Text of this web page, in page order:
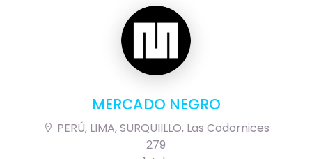
MERCADO NEGRO
PERÚ, LIMA, SURQUIILLO, Las Codornices
279